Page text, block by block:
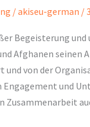
/akiseu-german /
Begeisterung
Afghanen seinen
und von der
und
Zusammenarbeit